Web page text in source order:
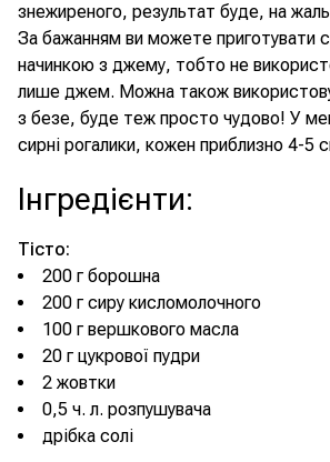
знежиреного, результат буде, на
За бажанням ви можете приготувати
начинкою з джему, тобто не
лише джем. Можна також
з безе, буде теж просто чудово! У
сирні рогалики, кожен приблизно 4-5
Інгредієнти:
Тісто:
200 г борошна
200 г сиру кисломолочного
100 г вершкового масла
20 г цукрової пудри
2 жовтки
0,5 ч. л. розпушувача
дрібка солі